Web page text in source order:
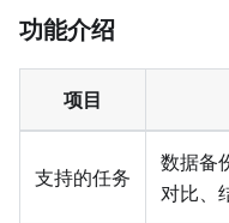
功能介绍
项目
支持的任务
数据备
对比、